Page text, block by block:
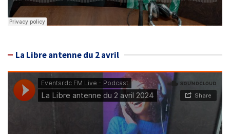
La Libre antenne du 2 avril